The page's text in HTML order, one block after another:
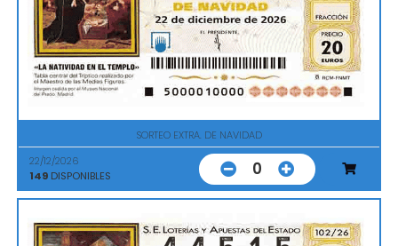
SORTEO EXTRA. DE NAVIDAD
22/12/2026
149 DISPONIBLES 0